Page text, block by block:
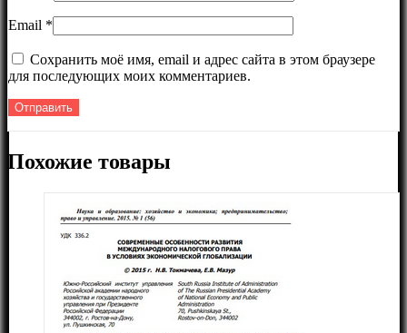
Email *
Сохранить моё имя, email и адрес сайта в этом браузере
для последующих моих комментариев.
Похожие товары